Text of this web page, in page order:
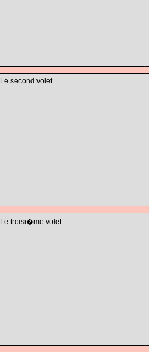
Le second volet...
Le troisi�me volet...